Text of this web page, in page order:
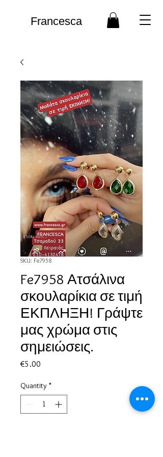
Francesca
SKU: Fe7958
Fe7958 Ατσάλινα
σκουλαρίκια σε τιμή
ΕΚΠΛΗΞΗ! Γράψτε
μας χρώμα στις
σημειώσεις.
€5.00
Quantity *